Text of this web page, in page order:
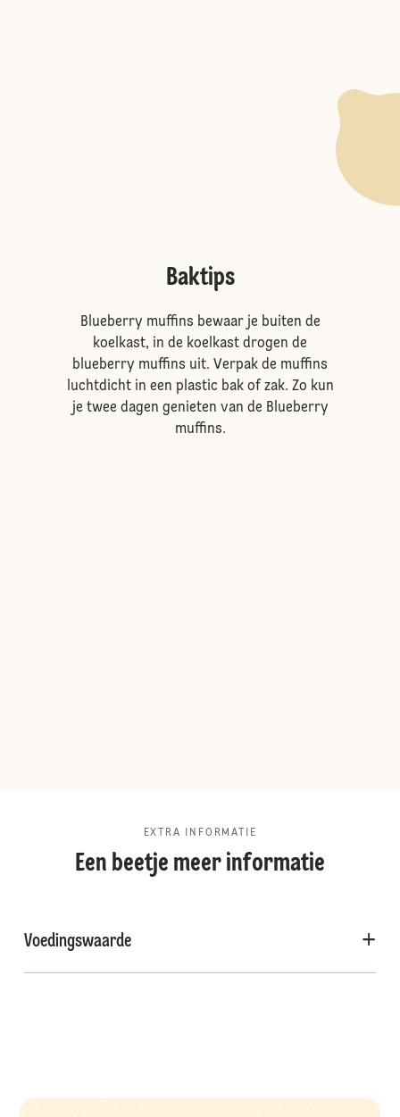
Baktips
Blueberry muffins bewaar je buiten de
koelkast, in de koelkast drogen de
blueberry muffins uit. Verpak de muffins
luchtdicht in een plastic bak of zak. Zo kun
je twee dagen genieten van de Blueberry
muffins.
EXTRA INFORMATIE
Een beetje meer informatie
Voedingswaarde